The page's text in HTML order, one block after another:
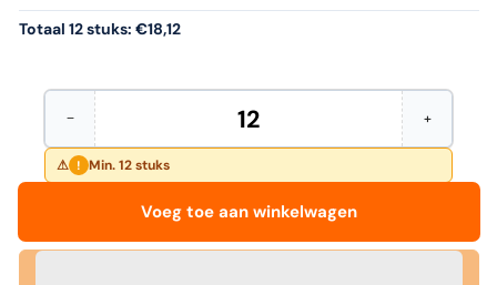
Totaal 12 stuks: €18,12
−Aantal
verminderen
voor
Pentel
Gelschrijver
energel-
Hoeveelheid +Verhoog
het
voor
bl107
! Min. 12 stuks
Voeg toe aan winkelwagen